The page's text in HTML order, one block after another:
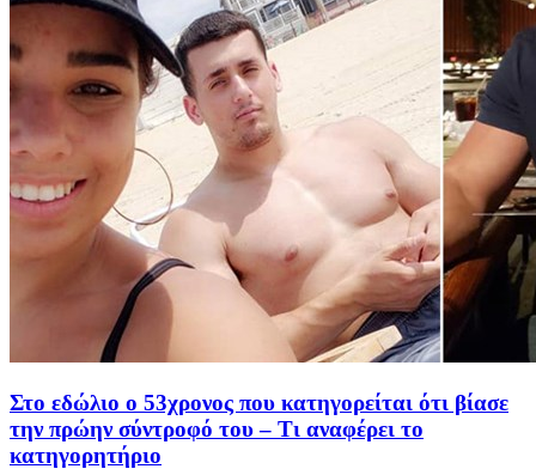
Στο εδώλιο ο 53χρονος που κατηγορείται ότι βίασε
την πρώην σύντροφό του – Τι αναφέρει το
κατηγορητήριο